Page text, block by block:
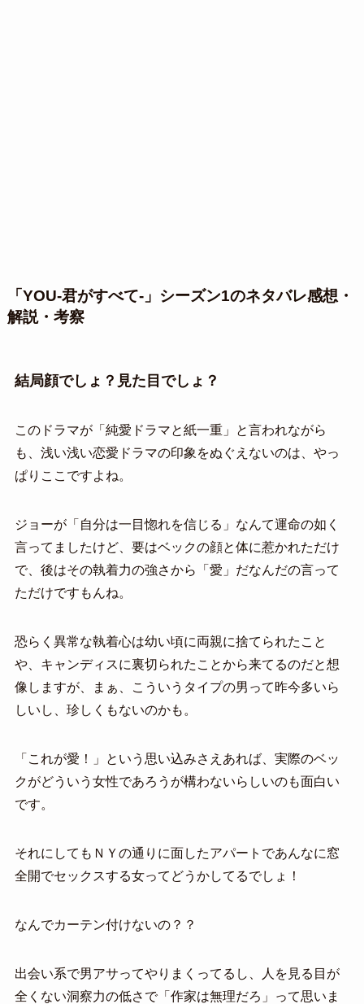
「YOU-君がすべて-」シーズン1のネタバレ感想・
解説・考察
結局顔でしょ？見た目でしょ？
このドラマが「純愛ドラマと紙一重」と言われながら
も、浅い浅い恋愛ドラマの印象をぬぐえないのは、やっ
ぱりここですよね。
ジョーが「自分は一目惚れを信じる」なんて運命の如く
言ってましたけど、要はベックの顔と体に惹かれただけ
で、後はその執着力の強さから「愛」だなんだの言って
ただけですもんね。
恐らく異常な執着心は幼い頃に両親に捨てられたこと
や、キャンディスに裏切られたことから来てるのだと想
像しますが、まぁ、こういうタイプの男って昨今多いら
しいし、珍しくもないのかも。
「これが愛！」という思い込みさえあれば、実際のベッ
クがどういう女性であろうが構わないらしいのも面白い
です。
それにしてもＮＹの通りに面したアパートであんなに窓
全開でセックスする女ってどうかしてるでしょ！
なんでカーテン付けないの？？
出会い系で男アサってやりまくってるし、人を見る目が
全くない洞察力の低さで「作家は無理だろ」って思いま